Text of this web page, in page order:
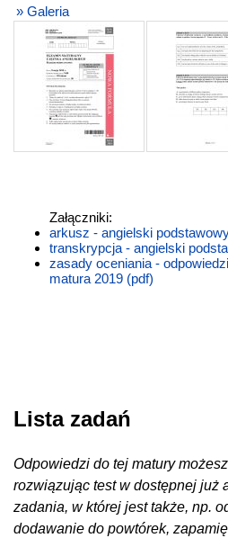
» Galeria
Załączniki:
arkusz - angielski
transkrypcja - angielski
zasady oceniania -
matura 2019 (pdf)
Lista zadań
Odpowiedzi do tej matury
rozwiązując test w dostępnej już
zadania, w której jest także, np.
dodawanie do powtórek,